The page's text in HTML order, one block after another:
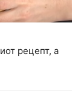
рецепт, а